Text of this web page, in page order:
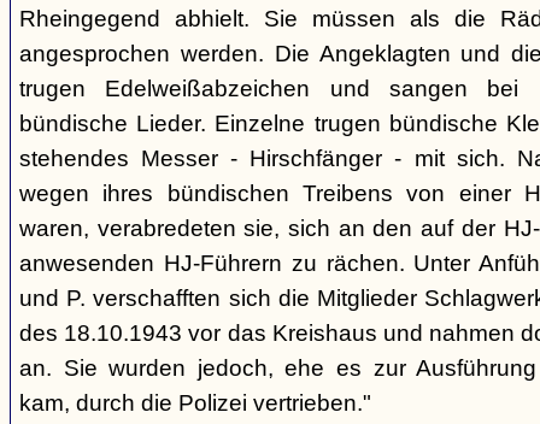
Rheingegend abhielt. Sie müssen als die
angesprochen werden. Die Angeklagten und
trugen Edelweißabzeichen und sangen bei
bündische Lieder. Einzelne trugen bündische
stehendes Messer - Hirschfänger - mit sich.
wegen ihres bündischen Treibens von einer
waren, verabredeten sie, sich an den auf der
anwesenden HJ-Führern zu rächen. Unter
und P. verschafften sich die Mitglieder
des 18.10.1943 vor das Kreishaus und nahmen
an. Sie wurden jedoch, ehe es zur
kam, durch die Polizei vertrieben."